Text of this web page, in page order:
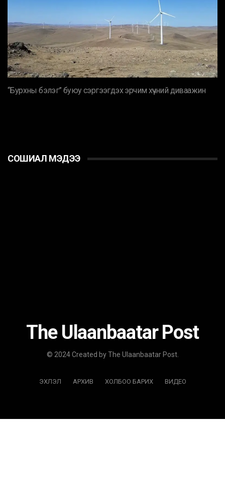
“Бурхны бэлэг” буюу сэргээгдэх эрчим хүчний диваажин
СОШИАЛ МЭДЭЭ
The Ulaanbaatar Post
© 2024 Created by The Ulaanbaatar Post.
ЭХЛЭЛ АРХИВ ХОЛБОО БАРИХ ВИДЕО